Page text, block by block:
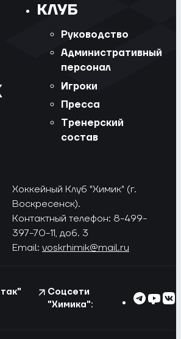
КЛУБ
Руководство
Административный
персонал
Игроки
Пресса
Тренерский
состав
Хоккейный Клуб "Химик" (г.
Воскресенск).
Контактный телефон: 8-499-
397-70-11, доб. 3
Email: voskrhimik@mail.ru
Соцсети
"Химика":